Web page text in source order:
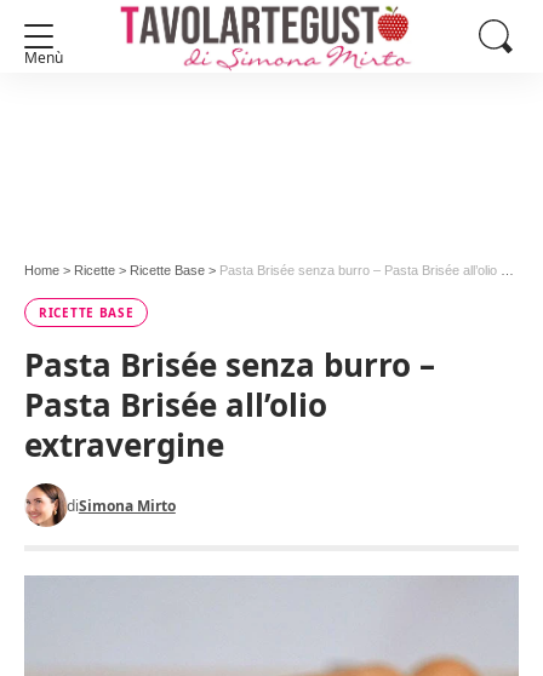
Menù
Home > Ricette > Ricette Base > Pasta Brisée senza burro – Pasta Brisée all’olio extravergine
RICETTE BASE
Pasta Brisée senza burro –
Pasta Brisée all’olio
extravergine
diSimona Mirto